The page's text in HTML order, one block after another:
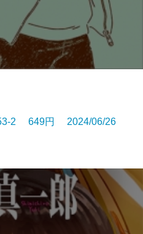
2 649円 2024/06/26